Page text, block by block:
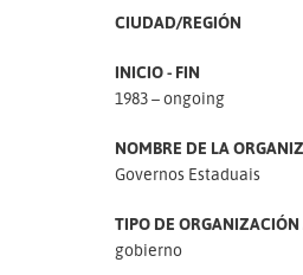
CIUDAD/REGIÓN
INICIO - FIN
1983 – ongoing
NOMBRE DE LA
Governos Estaduais
TIPO DE ORGANIZACIÓN
gobierno